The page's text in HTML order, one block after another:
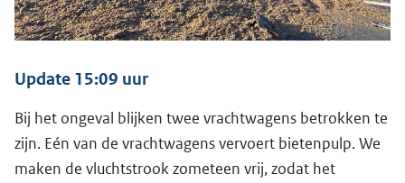
Update 15:09 uur
Bij het ongeval blijken twee vrachtwagens betrokken te
zijn. Eén van de vrachtwagens vervoert bietenpulp. We
maken de vluchtstrook zometeen vrij, zodat het